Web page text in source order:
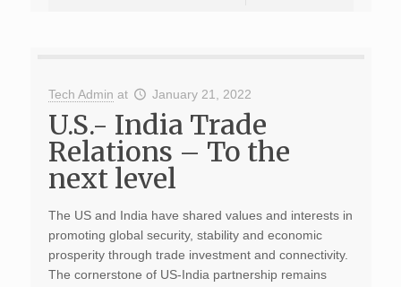
Tech Admin at January 21, 2022
U.S.- India Trade
Relations – To the
next level
The US and India have shared values and interests in
promoting global security, stability and economic
prosperity through trade investment and connectivity.
The cornerstone of US-India partnership remains